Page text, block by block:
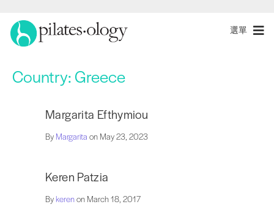
選單
Country:Greece
Margarita Efthymiou
By Margarita on May 23, 2023
Keren Patzia
By kerenon March 18, 2017